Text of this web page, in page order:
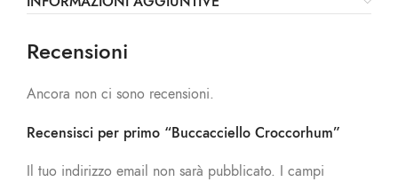
Recensioni
Ancora non ci sono recensioni.
Recensisci per primo “Buccacciello Croccorhum”
Il tuo indirizzo email non sarà pubblicato. I campi